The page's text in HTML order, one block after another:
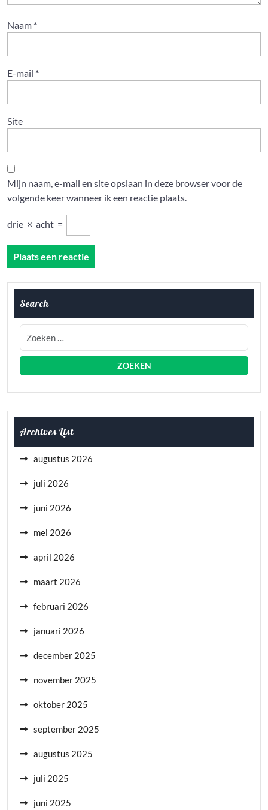
Naam *
E-mail *
Site
Mijn naam, e-mail en site opslaan in deze browser voor de
volgende keer wanneer ik een reactie plaats.
drie × acht =
Search
Archives List
augustus 2026
juli 2026
juni 2026
mei 2026
april 2026
maart 2026
februari 2026
januari 2026
december 2025
november 2025
oktober 2025
september 2025
augustus 2025
juli 2025
juni 2025